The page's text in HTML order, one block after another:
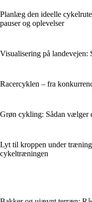
Planlæg den ideelle
pauser og oplevelser
Visualisering på landevejen:
Racercyklen – fra
Grøn cykling: Sådan vælger
Lyt til kroppen under
cykeltræningen